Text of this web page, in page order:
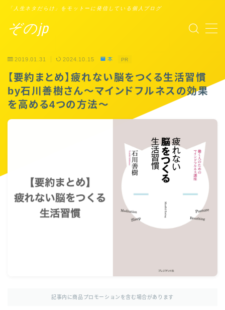
ぞのjp
「人生ネタだらけ」をモットーに発信している個人ブログ
MENU
Points of You
2019.01.31 2024.10.15 本 PR
【要約まとめ】疲れない脳をつくる生活習慣
by石川善樹さん〜マインドフルネスの効果
を高める4つの方法〜
記事内に商品プロモーションを含む場合があります